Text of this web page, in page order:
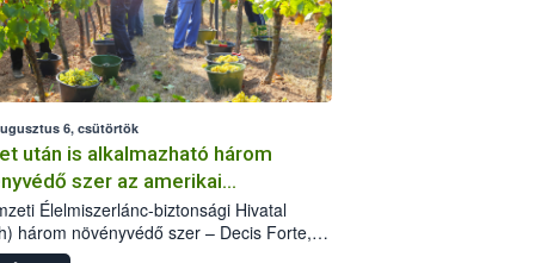
6, csütörtök
után is alkalmazható három
szer az amerikai
ellen
Élelmiszerlánc-biztonsági Hivatal
három növényvédő szer – Decis Forte,
24 EW, Oroganic – engedélyokiratát